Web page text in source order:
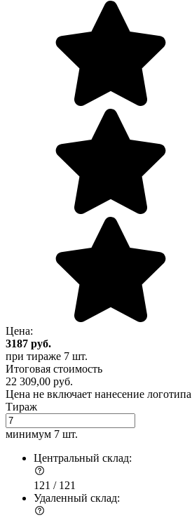
Цена:
3187 руб.
при тираже 7 шт.
Итоговая стоимость
22 309,00 руб.
Цена не включает нанесение логотипа
Тираж
минимум 7 шт.
Центральный склад:
121 / 121
Удаленный склад: